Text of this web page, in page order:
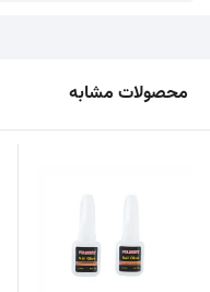
محصولات مشابه